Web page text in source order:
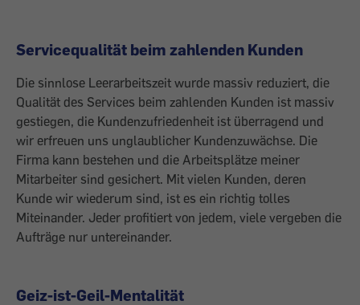
Servicequalität beim zahlenden Kunden
Die sinnlose Leerarbeitszeit wurde massiv reduziert, die
Qualität des Services beim zahlenden Kunden ist massiv
gestiegen, die Kundenzufriedenheit ist überragend und
wir erfreuen uns unglaublicher Kundenzuwächse. Die
Firma kann bestehen und die Arbeitsplätze meiner
Mitarbeiter sind gesichert. Mit vielen Kunden, deren
Kunde wir wiederum sind, ist es ein richtig tolles
Miteinander. Jeder profitiert von jedem, viele vergeben die
Aufträge nur untereinander.
Geiz-ist-Geil-Mentalität